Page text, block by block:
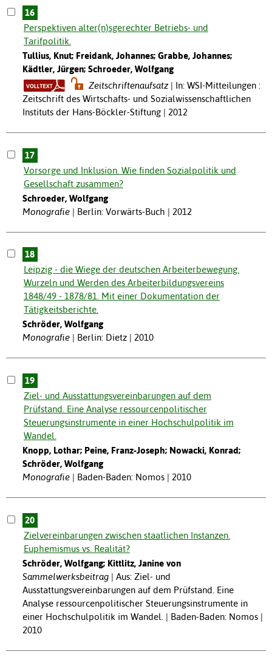
16
Perspektiven alter(n)sgerechter Betriebs- und
Tarifpolitik.
Tullius, Knut; Freidank, Johannes; Grabbe, Johannes;
Kädtler, Jürgen; Schroeder, Wolfgang
Zeitschriftenaufsatz
In: WSI-Mitteilungen :
Zeitschrift des Wirtschafts- und Sozialwissenschaftlichen
Instituts der Hans-Böckler-Stiftung | 2012
17
Vorsorge und Inklusion. Wie finden Sozialpolitik und
Gesellschaft zusammen?
Schroeder, Wolfgang
Monografie
Berlin: Vorwärts-Buch | 2012
18
Leipzig - die Wiege der deutschen Arbeiterbewegung.
Wurzeln und Werden des Arbeiterbildungsvereins
1848/49 - 1878/81. Mit einer Dokumentation der
Tätigkeitsberichte.
Schröder, Wolfgang
Monografie
Berlin: Dietz | 2010
19
Ziel- und Ausstattungsvereinbarungen auf dem
Prüfstand. Eine Analyse ressourcenpolitischer
Steuerungsinstrumente in einer Hochschulpolitik im
Wandel.
Knopp, Lothar; Peine, Franz-Joseph; Nowacki, Konrad;
Schröder, Wolfgang
Monografie
Baden-Baden: Nomos | 2010
20
Zielvereinbarungen zwischen staatlichen Instanzen.
Euphemismus vs. Realität?
Schröder, Wolfgang; Kittlitz, Janine von
Sammelwerksbeitrag
Aus: Ziel- und
Ausstattungsvereinbarungen auf dem Prüfstand. Eine
Analyse ressourcenpolitischer Steuerungsinstrumente in
einer Hochschulpolitik im Wandel. | Baden-Baden: Nomos |
2010